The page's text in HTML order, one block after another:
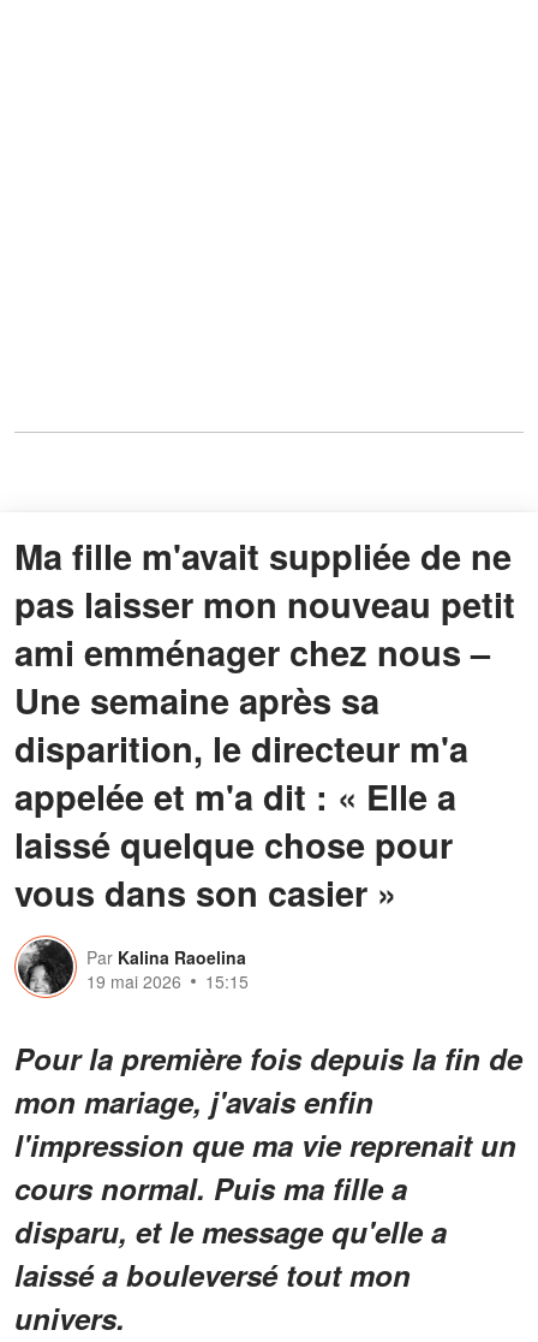
Ma fille m'avait suppliée de ne
pas laisser mon nouveau petit
ami emménager chez nous –
Une semaine après sa
disparition, le directeur m'a
appelée et m'a dit : « Elle a
laissé quelque chose pour
vous dans son casier »
Par Kalina Raoelina
19 mai 2026
15:15
Pour la première fois depuis la fin de
mon mariage, j'avais enfin
l'impression que ma vie reprenait un
cours normal. Puis ma fille a
disparu, et le message qu'elle a
laissé a bouleversé tout mon
univers.